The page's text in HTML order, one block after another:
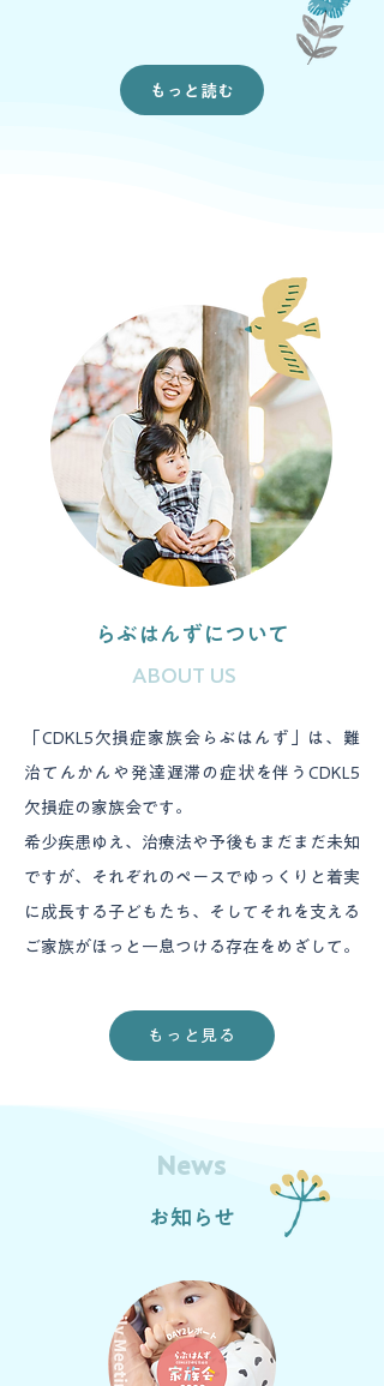
もっと読む
らぶはんずについて
ABOUT US
「CDKL5欠損症家族会らぶはんず」は、難
治てんかんや発達遅滞の症状を伴うCDKL5
欠損症の家族会です。
希少疾患ゆえ、治療法や予後もまだまだ未知
ですが、それぞれのペースでゆっくりと着実
に成長する子どもたち、​そしてそれを支える
ご家族がほっと一息つける存在をめざして。
もっと見る
News
お知らせ